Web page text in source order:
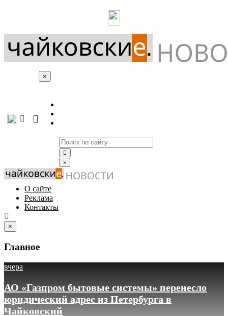
×
×
О сайте
Реклама
Контакты
×
Главное
вчера
АО «Газпром бытовые системы» перенесло
юридический адрес из Петербурга в
Чайковский